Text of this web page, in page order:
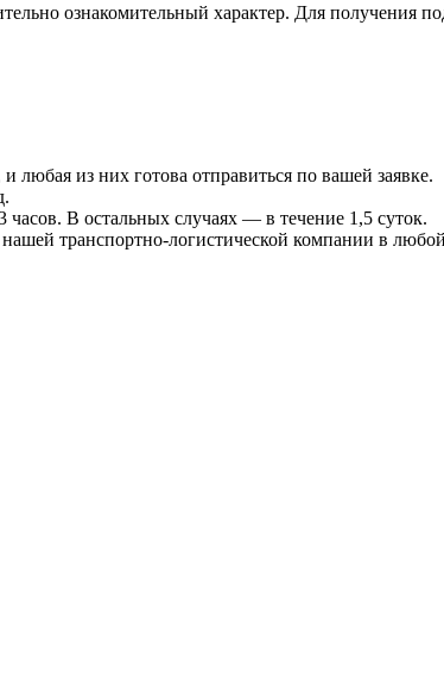
ознакомительный характер. Для получения
из них готова отправиться по вашей заявке.
часов. В остальных случаях — в течение 1,5 суток.
транспортно-логистической компании в